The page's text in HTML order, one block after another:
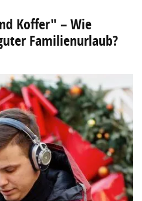
Koffer" – Wie
Familienurlaub?